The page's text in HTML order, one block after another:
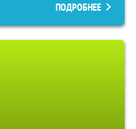
ПОДРОБНЕЕ